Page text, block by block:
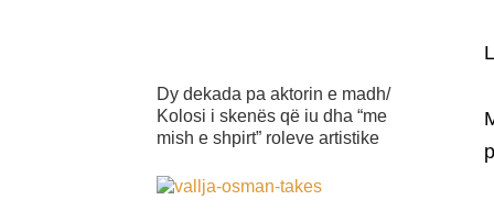
Dy dekada pa aktorin e madh/
Kolosi i skenës që iu dha “me
mish e shpirt” roleve artistike